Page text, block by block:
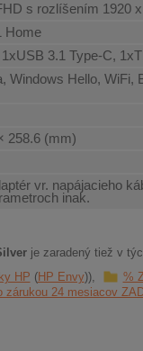
s rozlíšením 1920
Home
3.1 Type-C,
Windows Hello, WiFi,
258.6 (mm)
vr. napájacieho
inak.
je zaradený tiež v
HP HP Envy %
zárukou 24 mesiacov